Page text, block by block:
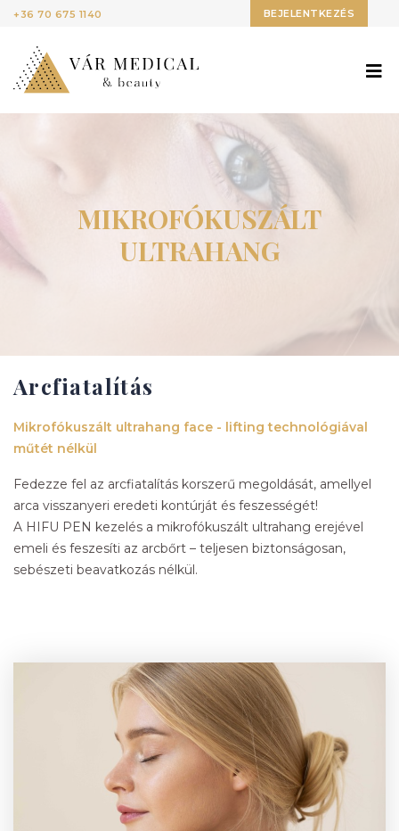
+36 70 675 1140 BEJELENTKEZÉS
MIKROFÓKUSZÁLT
ULTRAHANG
Arcfiatalítás
Mikrofókuszált ultrahang face - lifting technológiával
műtét nélkül
Fedezze fel az arcfiatalítás korszerű megoldását, amellyel
arca visszanyeri eredeti kontúrját és feszességét!
A HIFU PEN kezelés a mikrofókuszált ultrahang erejével
emeli és feszesíti az arcbőrt – teljesen biztonságosan,
sebészeti beavatkozás nélkül.